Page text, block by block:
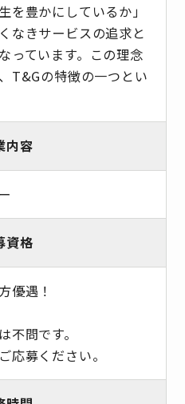
を豊かにしているか」
なきサービスの追求と
っています。この理念
T&Gの特徴の一つとい
内容
資格
優遇！
不問です。
応募ください。